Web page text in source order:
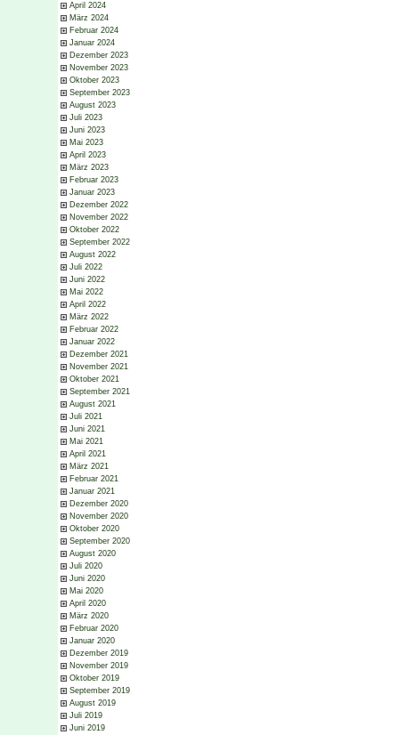
April 2024
März 2024
Februar 2024
Januar 2024
Dezember 2023
November 2023
Oktober 2023
September 2023
August 2023
Juli 2023
Juni 2023
Mai 2023
April 2023
März 2023
Februar 2023
Januar 2023
Dezember 2022
November 2022
Oktober 2022
September 2022
August 2022
Juli 2022
Juni 2022
Mai 2022
April 2022
März 2022
Februar 2022
Januar 2022
Dezember 2021
November 2021
Oktober 2021
September 2021
August 2021
Juli 2021
Juni 2021
Mai 2021
April 2021
März 2021
Februar 2021
Januar 2021
Dezember 2020
November 2020
Oktober 2020
September 2020
August 2020
Juli 2020
Juni 2020
Mai 2020
April 2020
März 2020
Februar 2020
Januar 2020
Dezember 2019
November 2019
Oktober 2019
September 2019
August 2019
Juli 2019
Juni 2019